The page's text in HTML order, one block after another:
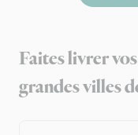
Faites livrer
grandes villes